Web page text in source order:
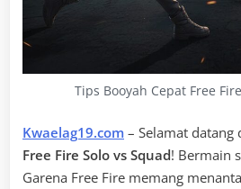
Tips Booyah Cepat Free
Kwaelag19.com – Selamat datang
Free Fire Solo vs Squad! Bermain
Garena Free Fire memang